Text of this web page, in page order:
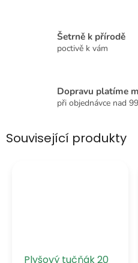
Šetrně k přírodě
poctivě k vám
Dopravu platíme
při objednávce nad
Související produkty
Plyšový tučňák 20